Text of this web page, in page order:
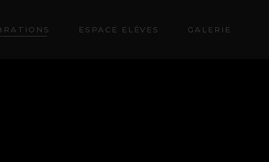
ESPACE ELÈVES GALERIE